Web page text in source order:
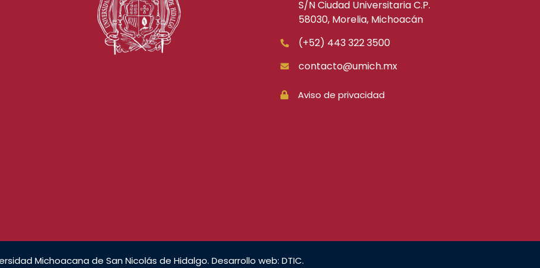
S/N Ciudad Universitaria C.P.
58030, Morelia, Michoacán
(+52) 443 322 3500
contacto@umich.mx
Aviso de privacidad
Michoacana de San Nicolás de Hidalgo. Desarrollo web: DTIC.